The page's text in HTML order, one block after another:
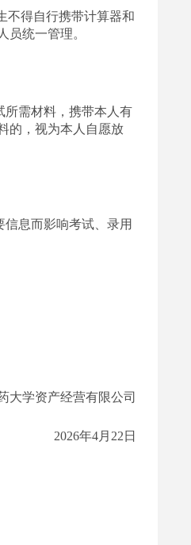
不得自行携带计算器和
统一管理。
所需材料，携带本人有
的，视为本人自愿放
息而影响考试、录用
大学资产经营有限公司
2026年4月22日